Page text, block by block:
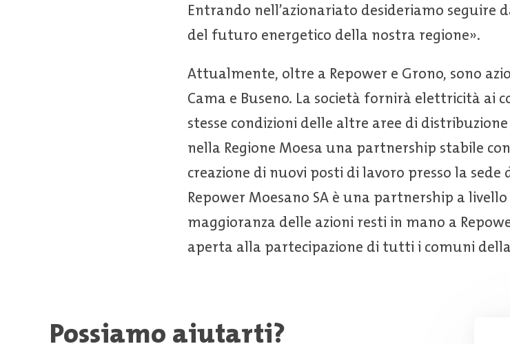
Entrando nell’azionariato desideriamo seguire
del futuro energetico della nostra regione».
Attualmente, oltre a Repower e Grono, sono
Cama e Buseno. La società fornirà elettricità ai
stesse condizioni delle altre aree di
nella Regione Moesa una partnership stabile
creazione di nuovi posti di lavoro presso la sede
Repower Moesano SA è una partnership a
maggioranza delle azioni resti in mano a
aperta alla partecipazione di tutti i comuni
Possiamo aiutarti?